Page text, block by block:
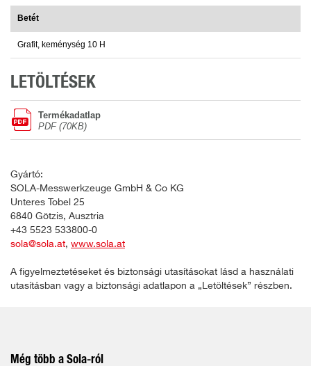
Betét
Grafit, keménység 10 H
LETÖLTÉSEK
Termékadatlap
PDF (70KB)
Gyártó:
SOLA-Messwerkzeuge GmbH & Co KG
Unteres Tobel 25
6840 Götzis, Ausztria
+43 5523 533800-0
sola@sola.at, www.sola.at
A figyelmeztetéseket és biztonsági utasításokat lásd a használati
utasításban vagy a biztonsági adatlapon a „Letöltések” részben.
Még több a Sola-ról